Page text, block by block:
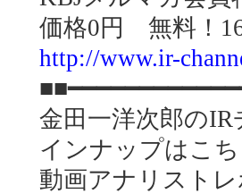
価格0円 無料！
http://www.ir-
金田一洋次郎の
インナップはこ
動画アナリスト